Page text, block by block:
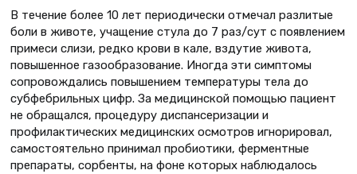
В течение более 10 лет периодически отмечал разлитые
боли в животе, учащение стула до 7 раз/сут с появлением
примеси слизи, редко крови в кале, вздутие живота,
повышенное газообразование. Иногда эти симптомы
сопровождались повышением температуры тела до
субфебрильных цифр. За медицинской помощью пациент
не обращался, процедуру диспансеризации и
профилактических медицинских осмотров игнорировал,
самостоятельно принимал пробиотики, ферментные
препараты, сорбенты, на фоне которых наблюдалось